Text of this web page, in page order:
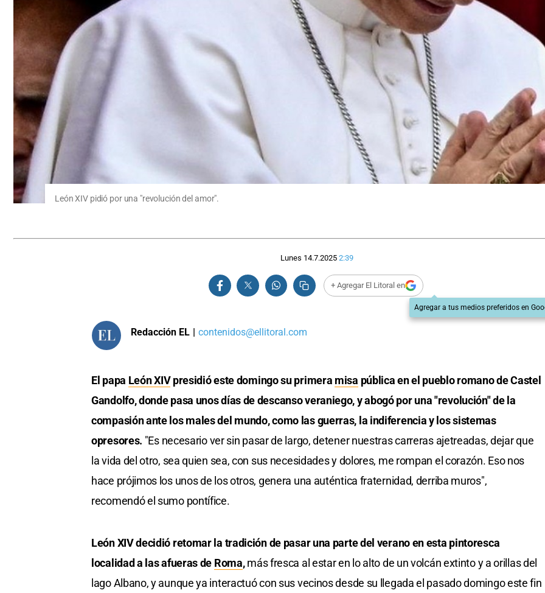
León XIV pidió por una "revolución del amor".
Lunes 14.7.2025 2:39
+ Agregar El Litoral en
Agregar a tus medios preferidos en
Redacción EL | contenidos@ellitoral.com
El papa León XIVpresidió este domingo su primera misa pública en el pueblo romano de Castel
Gandolfo, donde pasa unos días de descanso veraniego, y abogó por una "revolución" de la
compasión ante los males del mundo, como las guerras, la indiferencia y los sistemas
opresores. "Es necesario ver sin pasar de largo, detener nuestras carreras ajetreadas, dejar que
la vida del otro, sea quien sea, con sus necesidades y dolores, me rompan el corazón. Eso nos
hace prójimos los unos de los otros, genera una auténtica fraternidad, derriba muros",
recomendó el sumo pontífice.
León XIV decidió retomar la tradición de pasar una parte del verano en esta pintoresca
localidad a las afueras de Roma,más fresca al estar en lo alto de un volcán extinto y a orillas del
lago Albano, y aunque ya interactuó con sus vecinos desde su llegada el pasado domingo este fin